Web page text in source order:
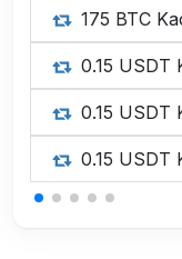
175 BTC
0.15 USDT
0.15 USDT
0.15 USDT